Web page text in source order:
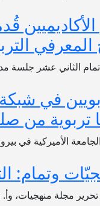
التربوي
الثاني عشر جلسة
في شبكة
من صلب
الأميركية في
وتمام:
مجلة منهجيات،